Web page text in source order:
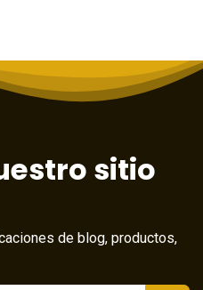
sitio
de blog, productos,